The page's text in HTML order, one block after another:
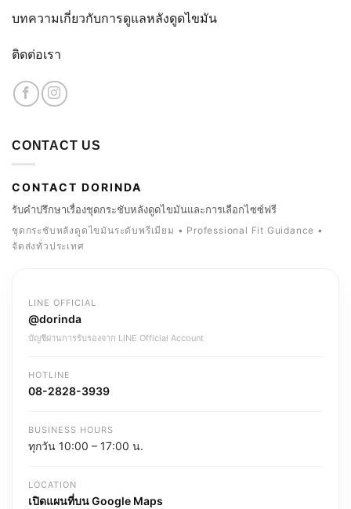
บทความเกี่ยวกับการดูแลหลังดูดไขมัน
ติดต่อเรา
CONTACT US
CONTACT DORINDA
รับคำปรึกษาเรื่องชุดกระชับหลังดูดไขมันและการเลือกไซซ์ฟรี
ชุดกระชับหลังดูดไขมันระดับพรีเมียม • Professional Fit Guidance •
จัดส่งทั่วประเทศ
LINE OFFICIAL
@dorinda
บัญชีผ่านการรับรองจาก LINE Official Account
HOTLINE
08-2828-3939
BUSINESS HOURS
ทุกวัน 10:00 – 17:00 น.
LOCATION
เปิดแผนที่บน Google Maps